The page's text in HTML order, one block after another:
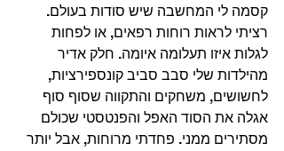
קסמה לי המחשבה שיש סודות בעולם.
רציתי לראות רוחות רפאים, או לפחות
לגלות איזו תעלומה איומה. חלק אדיר
מהילדות שלי סבב סביב קונספירציות,
לחשושים, משחקים והתקווה שסוף סוף
אגלה את הסוד האפל והפנטסטי שכולם
מסתירים ממני. פחדתי מרוחות, אבל יותר